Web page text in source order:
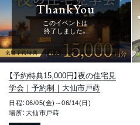
ThankYou
このイベントは
終了しました。
【予約特典15,000円】夜の住宅見
学会｜予約制｜大仙市戸蒔
日程：06/05(金)～06/14(日)
場所：大仙市戸蒔